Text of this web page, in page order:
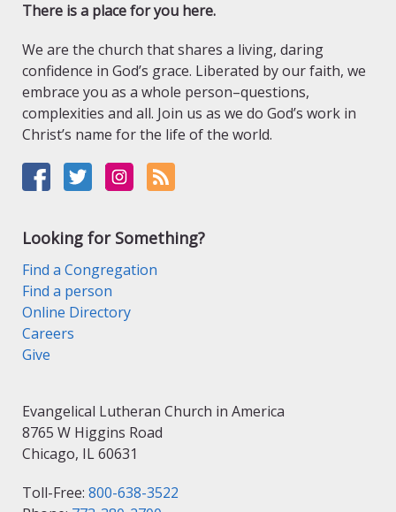
There is a place for you here.
We are the church that shares a living, daring
confidence in God’s grace. Liberated by our faith, we
embrace you as a whole person–questions,
complexities and all. Join us as we do God’s work in
Christ’s name for the life of the world.
Looking for Something?
Find a Congregation
Find a person
Online Directory
Careers
Give
Evangelical Lutheran Church in America
8765 W Higgins Road
Chicago, IL 60631
Toll-Free: 800-638-3522